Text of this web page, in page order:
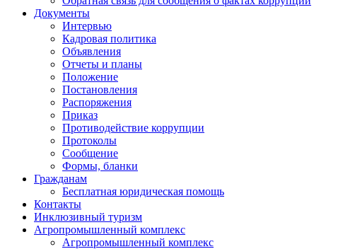
Документы
Интервью
Кадровая политика
Объявления
Отчеты и планы
Положение
Постановления
Распоряжения
Приказ
Противодействие коррупции
Протоколы
Сообщение
Формы, бланки
Гражданам
Бесплатная юридическая помощь
Контакты
Инклюзивный туризм
Агропромышленный комплекс
Агропромышленный комплекс